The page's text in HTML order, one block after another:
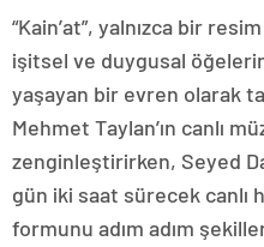
“Kain’at”, yalnızca bir
işitsel ve duygusal
yaşayan bir evren olarak
Mehmet Taylan’ın canlı
zenginleştirirken, Seyed
gün iki saat sürecek canlı
formunu adım adım